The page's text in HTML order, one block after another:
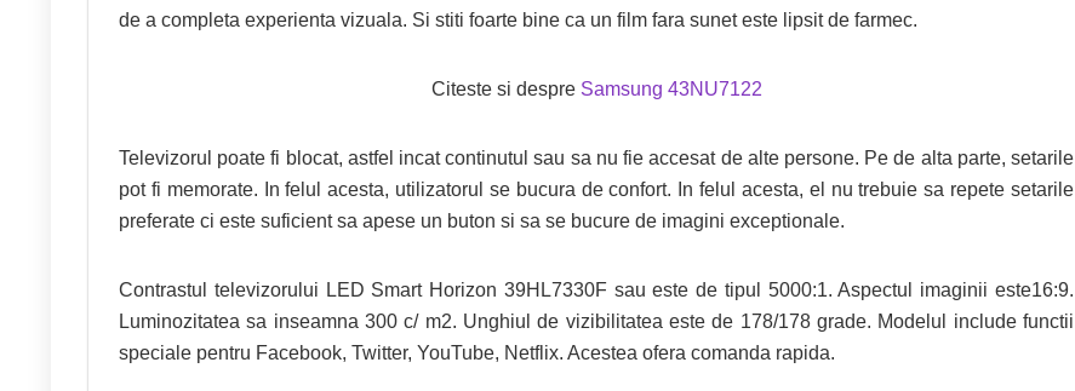
de a completa experienta vizuala. Si stiti foarte bine ca un film fara sunet este lipsit de farmec.
Citeste si despre Samsung 43NU7122
Televizorul poate fi blocat, astfel incat continutul sau sa nu fie accesat de alte persone. Pe de alta parte, setarile
pot fi memorate. In felul acesta, utilizatorul se bucura de confort. In felul acesta, el nu trebuie sa repete setarile
preferate ci este suficient sa apese un buton si sa se bucure de imagini exceptionale.
Contrastul televizorului LED Smart Horizon 39HL7330F sau este de tipul 5000:1. Aspectul imaginii este16:9.
Luminozitatea sa inseamna 300 c/ m2. Unghiul de vizibilitatea este de 178/178 grade. Modelul include functii
speciale pentru Facebook, Twitter, YouTube, Netflix. Acestea ofera comanda rapida.